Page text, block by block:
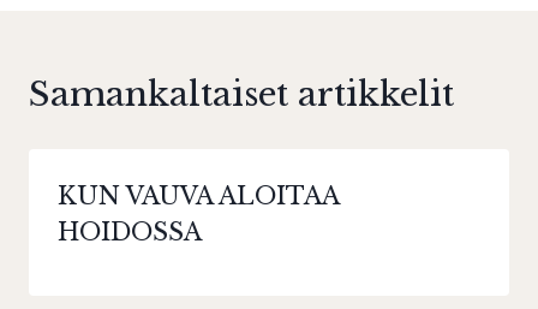
Samankaltaiset artikkelit
KUN VAUVA ALOITAA
HOIDOSSA